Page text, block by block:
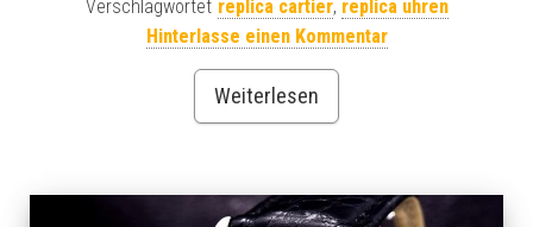
Verschlagwortet replica cartier, replica uhren
Hinterlasse einen Kommentar
Weiterlesen